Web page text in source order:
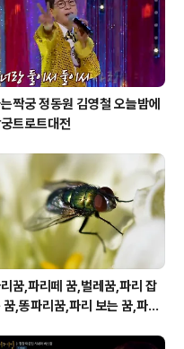
짝궁 정동원 김영철 오늘밤에
트로트대전
꿈,파리떼 꿈,벌레꿈,파리 잡
꿈,똥파리꿈,파리 보는 꿈,파리